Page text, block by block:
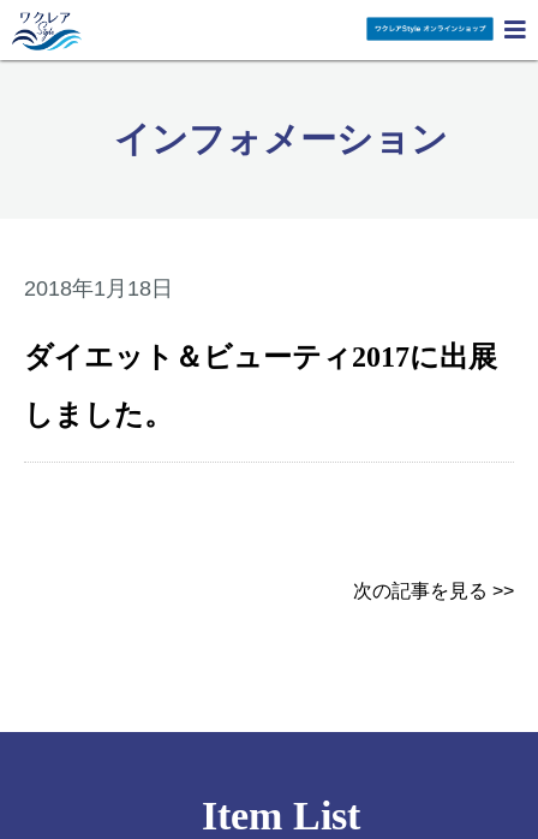

インフォメーション
2018年1月18日
ダイエット＆ビューティ2017に出展
しました。
次の記事を見る >>
Item List